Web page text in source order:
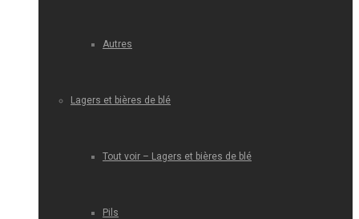
Autres
Lagers et bières de blé
Tout voir – Lagers et bières de blé
Pils